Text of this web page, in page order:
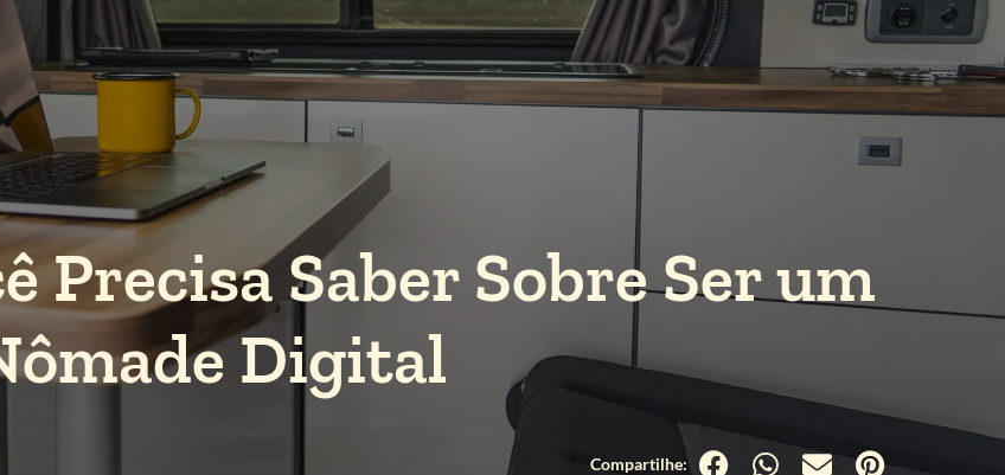
Precisa Saber Sobre Ser um
Digital